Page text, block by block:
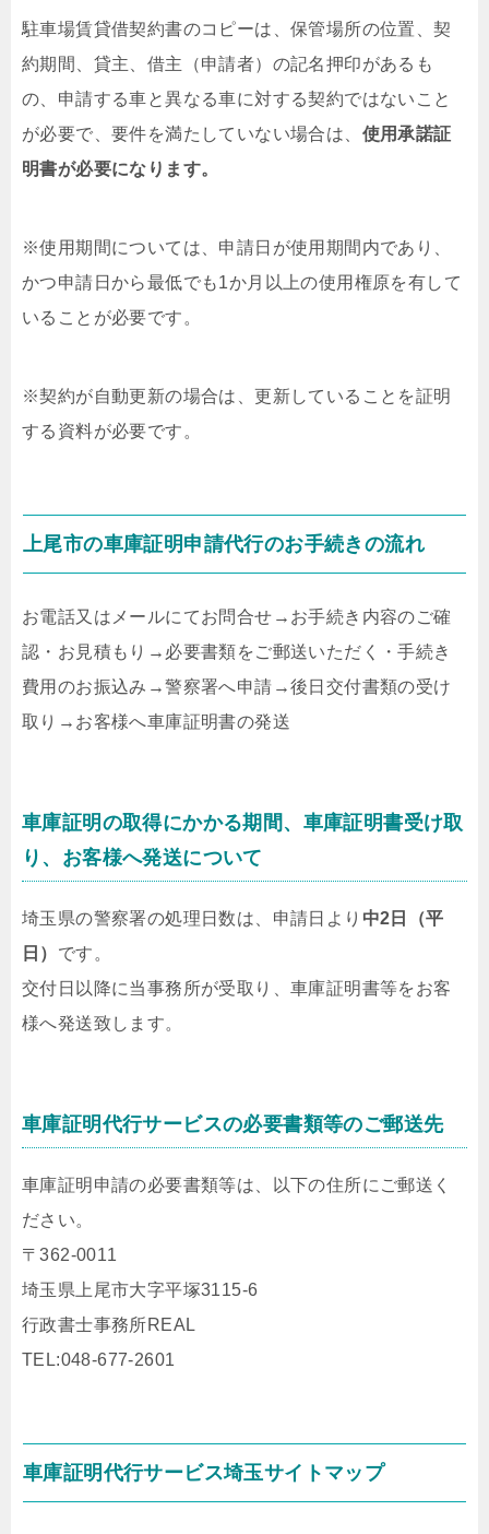
駐車場賃貸借契約書のコピーは、保管場所の位置、契
約期間、貸主、借主（申請者）の記名押印があるも
の、申請する車と異なる車に対する契約ではないこと
が必要で、要件を満たしていない場合は、 使用承諾証
明書が必要になります。
※使用期間については、申請日が使用期間内であり、
かつ申請日から最低でも1か月以上の使用権原を有して
いることが必要です。
※契約が自動更新の場合は、更新していることを証明
する資料が必要です。
上尾市の車庫証明申請代行のお手続きの流れ
お電話又はメールにてお問合せ → お手続き内容のご確
認・お見積もり → 必要書類をご郵送いただく・手続き
費用のお振込み →警察署へ申請 →後日交付書類の受け
取り → お客様へ車庫証明書の発送
車庫証明の取得にかかる期間、車庫証明書受け取
り、お客様へ発送について
埼玉県の警察署の処理日数は、申請日より 中2日（平
日） です。
交付日以降に当事務所が受取り、車庫証明書等をお客
様へ発送致します。
車庫証明代行サービスの必要書類等のご郵送先
車庫証明申請の必要書類等は、以下の住所にご郵送く
ださい。
〒362-0011
埼玉県上尾市大字平塚3115-6
行政書士事務所REAL
TEL:048-677-2601
車庫証明代行サービス埼玉サイトマップ